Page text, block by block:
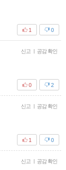
0
1
신고 | 공감 확인
2
0
신고 | 공감 확인
0
1
신고 | 공감 확인